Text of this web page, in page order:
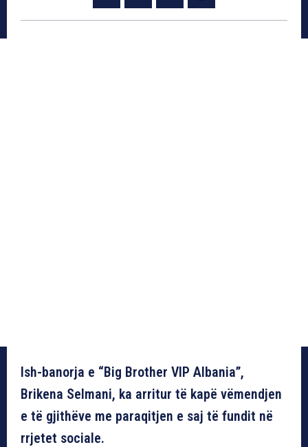
Ish-banorja e “Big Brother VIP Albania”,
Brikena Selmani, ka arritur të kapë vëmendjen
e të gjithëve me paraqitjen e saj të fundit në
rrjetet sociale.